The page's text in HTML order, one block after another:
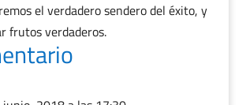
el verdadero sendero del éxito, y
frutos verdaderos.